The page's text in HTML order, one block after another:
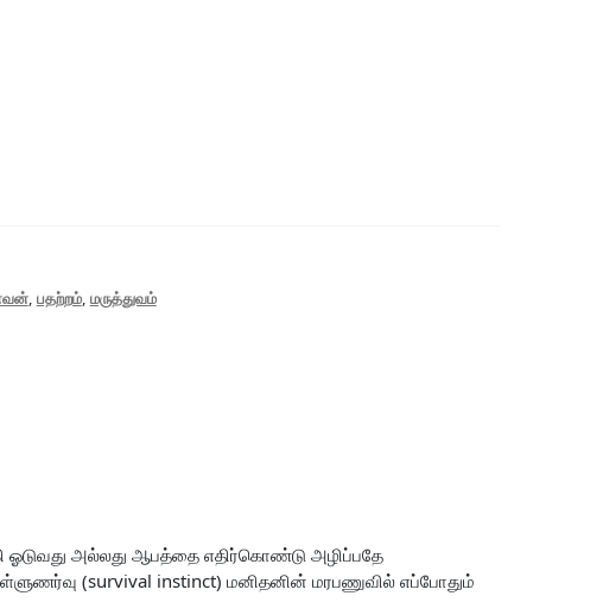
, பதற்றம், மருத்துவம்
ஓடுவது அல்லது ஆபத்தை எதிர்கொண்டு அழிப்பதே
(survival instinct) மனிதனின் மரபணுவில் எப்போதும்